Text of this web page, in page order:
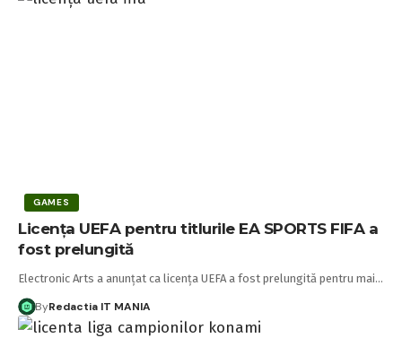
GAMES
Licența UEFA pentru titlurile EA SPORTS FIFA a
fost prelungită
Electronic Arts a anunțat ca licența UEFA a fost prelungită pentru mai…
ByRedactia IT MANIA